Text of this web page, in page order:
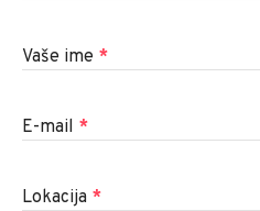
Vaše ime *
E-mail *
Lokacija *